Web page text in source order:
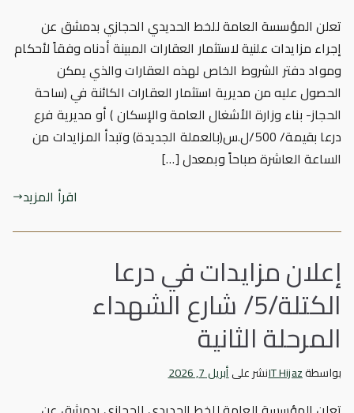
تعلن المؤسسة العامة للخط الحديدي الحجازي بدمشق عن
إجراء مزايدات علنية لاستثمار العقارات المبينة أدناه وفقاً لأحكام
ومواد دفتر الشروط الخاص لهذه العقارات والذي يمكن
الحصول عليه من مديرية استثمار العقارات الكائنة في (ساحة
الحجاز- بناء وزارة الأشغال العامة والإسكان ) أو مديرية فرع
درعا بقيمة/ 500/ل.س(بالعملة الجديدة) وتبدأ المزايدات من
الساعة العاشرة صباحاً وبمعدل […]
اقرأ المزيد
إعلان مزايدات في درعا
الكتلة/5/ شارع الشهداء
المرحلة الثانية
بواسطةIT Hijazنشر علىأبريل 7, 2026